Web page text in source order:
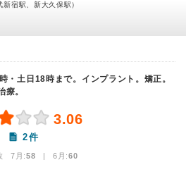
宿駅、新大久保駅）
・土日18時まで。インプラント。矯正。
療。
3.06
2件
7月:58 | 6月:60